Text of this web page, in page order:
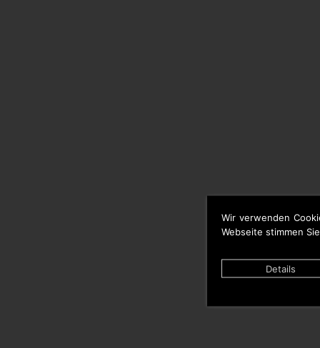
Wir verwenden
Webseite stimmen
Details